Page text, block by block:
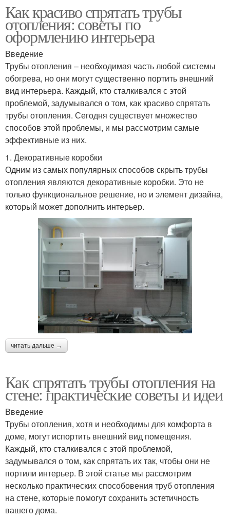
Как красиво спрятать трубы
отопления: советы по
оформлению интерьера
Введение
Трубы отопления – необходимая часть любой системы
обогрева, но они могут существенно портить внешний
вид интерьера. Каждый, кто сталкивался с этой
проблемой, задумывался о том, как красиво спрятать
трубы отопления. Сегодня существует множество
способов этой проблемы, и мы рассмотрим самые
эффективные из них.
1. Декоративные коробки
Одним из самых популярных способов скрыть трубы
отопления являются декоративные коробки. Это не
только функциональное решение, но и элемент дизайна,
который может дополнить интерьер.
читать дальше →
Как спрятать трубы отопления на
стене: практические советы и идеи
Введение
Трубы отопления, хотя и необходимы для комфорта в
доме, могут испортить внешний вид помещения.
Каждый, кто сталкивался с этой проблемой,
задумывался о том, как спрятать их так, чтобы они не
портили интерьер. В этой статье мы рассмотрим
несколько практических способовения труб отопления
на стене, которые помогут сохранить эстетичность
вашего дома.